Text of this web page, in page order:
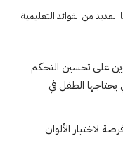
من الفوائد التعليمية
على تحسين التحكم
يحتاجها الطفل في
لاختيار الألوان